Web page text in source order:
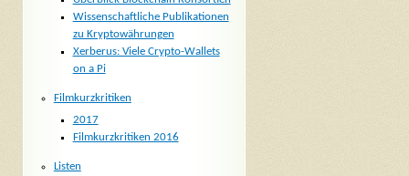
Wissenschaftliche Publikationen
zu Kryptowährungen
Xerberus: Viele Crypto-Wallets
on a Pi
Filmkurzkritiken
2017
Filmkurzkritiken 2016
Listen